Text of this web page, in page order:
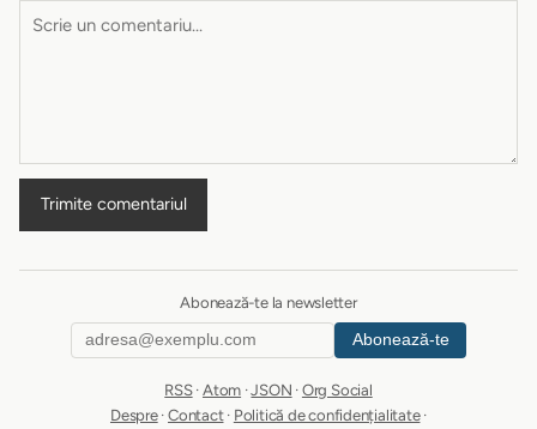
Trimite comentariul
Abonează-te la newsletter
Abonează-te
RSS· Atom ·JSON · Org Social
Despre·Contact· Politică de confidențialitate·